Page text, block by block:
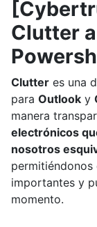
Clutter
Clutter es una
para Outlook y
manera
electrónicos
nosotros
permitiéndonos
importantes y
momento.